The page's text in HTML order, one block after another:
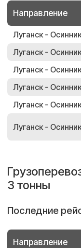
Направление
Луганск -
Луганск -
Луганск -
Луганск -
Луганск -
Луганск -
3 тонны
Последние
Направление